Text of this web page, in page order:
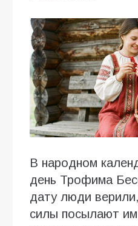
В народном
день Трофима
дату люди
силы посылают